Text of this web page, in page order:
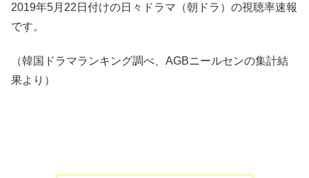
2019年5月22日付けの日々ドラマ（朝ドラ）の視聴率速報
です。
（韓国ドラマランキング調べ、AGBニールセンの集計結
果より）